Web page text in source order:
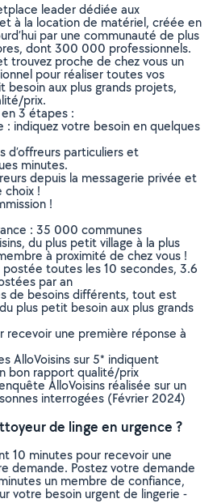
leader dédiée aux
à la location de matériel, créée en
par une communauté de plus
dont 300 000 professionnels.
trouvez proche de chez vous un
pour réaliser toutes vos
aux plus grands projets,
prix.
3 étapes :
: indiquez votre besoin en quelques
d’offreurs particuliers et
minutes.
depuis la messagerie privée et
choix !
!
: 35 000 communes
du plus petit village à la plus
à proximité de chez vous !
toutes les 10 secondes, 3.6
par an
de besoins différents, tout est
plus petit besoin aux plus grands
recevoir une première réponse à
AlloVoisins sur 5* indiquent
bon rapport qualité/prix
AlloVoisins réalisée sur un
interrogées (Février 2024)
de linge en urgence ?
10 minutes pour recevoir une
demande. Postez votre demande
un membre de confiance,
votre besoin urgent de lingerie -